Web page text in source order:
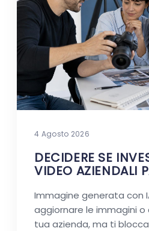
4 Agosto 2026
DECIDERE SE
VIDEO AZIENDALI
Immagine generata con
aggiornare le immagini o
tua azienda, ma ti